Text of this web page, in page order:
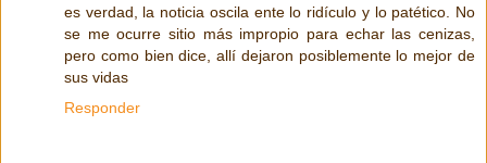
es verdad, la noticia oscila ente lo ridículo y lo patético. No
se me ocurre sitio más impropio para echar las cenizas,
pero como bien dice, allí dejaron posiblemente lo mejor de
sus vidas
Responder